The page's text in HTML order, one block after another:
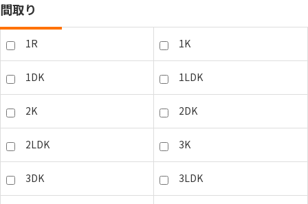
間取り
1R 1K
1DK 1LDK
2K 2DK
2LDK 3K
3DK 3LDK